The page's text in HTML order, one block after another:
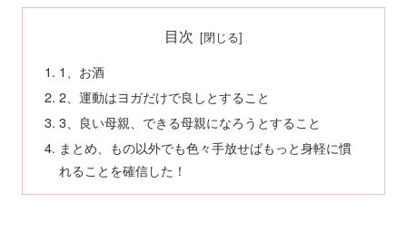
目次
1、お酒
2、運動はヨガだけで良しとすること
3、良い母親、できる母親になろうとすること
まとめ、もの以外でも色々手放せばもっと身軽に慣
れることを確信した！